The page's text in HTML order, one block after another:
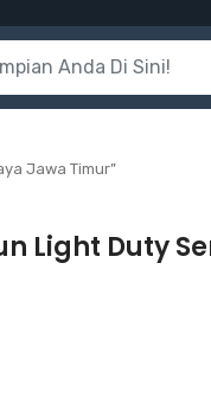
Jawa Timur”
Light Duty